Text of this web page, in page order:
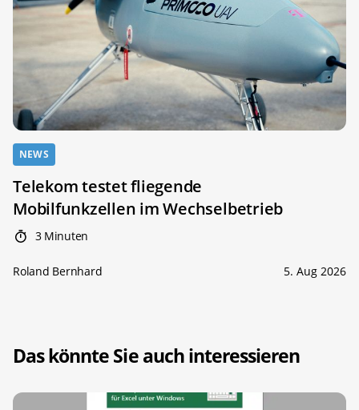
NEWS
Telekom testet fliegende
Mobilfunkzellen im Wechselbetrieb
3 Minuten
Roland Bernhard 5. Aug 2026
Das könnte Sie auch interessieren